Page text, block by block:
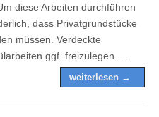
diese Arbeiten durchführen
dass Privatgrundstücke
müssen. Verdeckte
ggf. freizulegen.…
weiterlesen →